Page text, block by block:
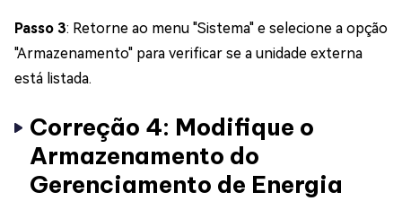
Passo 3: Retorne ao menu "Sistema" e selecione a opção
"Armazenamento" para verificar se a unidade externa
está listada.
Correção 4: Modifique o
Armazenamento do
Gerenciamento de Energia